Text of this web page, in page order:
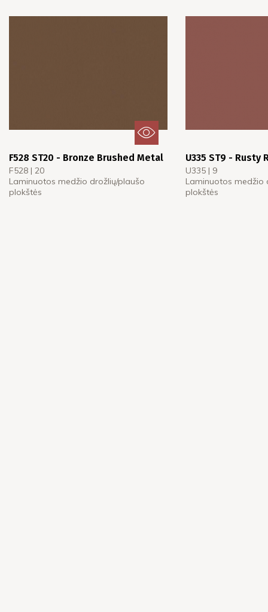
F528 ST20 - Bronze Brushed Metal
F528 | 20
Laminuotos medžio drožlių/plaušo
plokštės
U335 ST9 - Rusty
U335 | 9
Laminuotos medžio
plokštės